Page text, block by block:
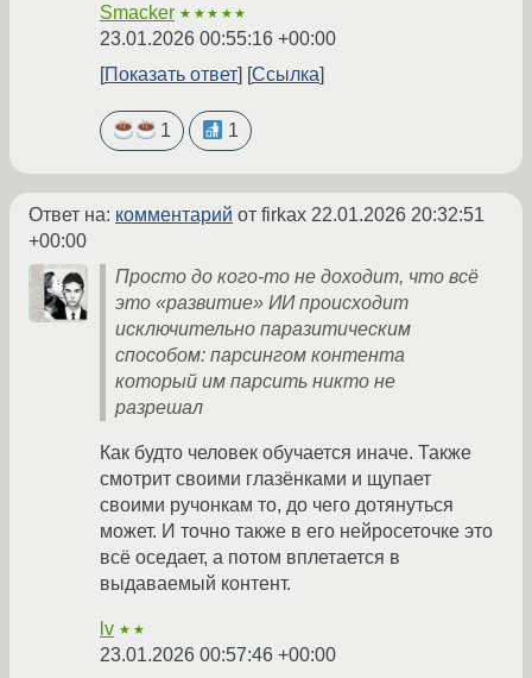
Smacker ★★★★★
23.01.2026 00:55:16 +00:00
Показать ответ
Ссылка
1 1
Ответ на: комментарий от firkax 22.01.2026 20:32:51
+00:00
Просто до кого-то не доходит, что всё
это «развитие» ИИ происходит
исключительно паразитическим
способом: парсингом контента
который им парсить никто не
разрешал
Как будто человек обучается иначе. Также
смотрит своими глазёнками и щупает
своими ручонкам то, до чего дотянуться
может. И точно также в его нейросеточке это
всё оседает, а потом вплетается в
выдаваемый контент.
lv ★★
23.01.2026 00:57:46 +00:00